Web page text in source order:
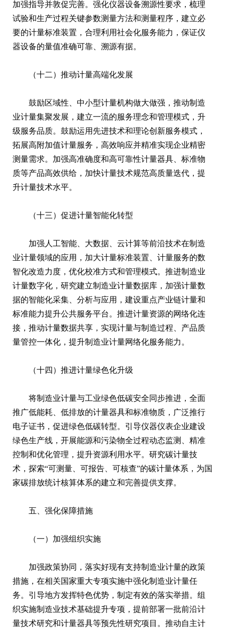
加强指导并敦促完善。强化仪器设备溯源性要求，梳理
试验和生产过程关键参数测量方法和测量程序，建立必
要的计量标准装置，合理利用社会化服务能力，保证仪
器设备的量值准确可靠、溯源有据。
（十二）推动计量高端化发展
鼓励区域性、中小型计量机构做大做强，推动制造
业计量集聚发展，建立一流的服务理念和管理模式，升
级服务品质。鼓励运用先进技术和理论创新服务模式，
拓展高附加值计量服务，高效响应并精准实现企业精密
测量需求。加强高准确度和高可靠性计量器具、标准物
质等产品高效供给，加快计量技术规范高质量迭代，提
升计量技术水平。
（十三）促进计量智能化转型
加强人工智能、大数据、云计算等前沿技术在制造
业计量领域的应用，加大计量标准装置、计量服务的数
智化改造力度，优化校准方式和管理模式。推进制造业
计量数字化，研究建立制造业计量数据库，加强计量数
据的智能化采集、分析与应用，建设重点产业链计量和
标准能力提升公共服务平台。推进计量资源的网络化连
接，推动计量数据共享，实现计量与制造过程、产品质
量管控一体化，提升制造业计量网络化服务能力。
（十四）推进计量绿色化升级
将制造业计量与工业绿色低碳安全同步推进，全面
推广低能耗、低排放的计量器具和标准物质，广泛推行
电子证书，促进绿色低碳转型。引导仪器仪表企业建设
绿色生产线，开展能源和污染物全过程动态监测、精准
控制和优化管理，提升资源利用水平。研究碳计量技
术，探索“可测量、可报告、可核查”的碳计量体系，为国
家碳排放统计核算体系的建立和完善提供支撑。
五、强化保障措施
（一）加强组织实施
加强政策协同，落实好现有支持制造业计量的政策
措施，在相关国家重大专项实施中强化制造业计量任
务。引导地方发挥特色优势，制定有效的落实举措。组
织实施制造业技术基础提升专项，提前部署一批前沿计
量技术研究和计量器具等预先性研究项目。推动自主计